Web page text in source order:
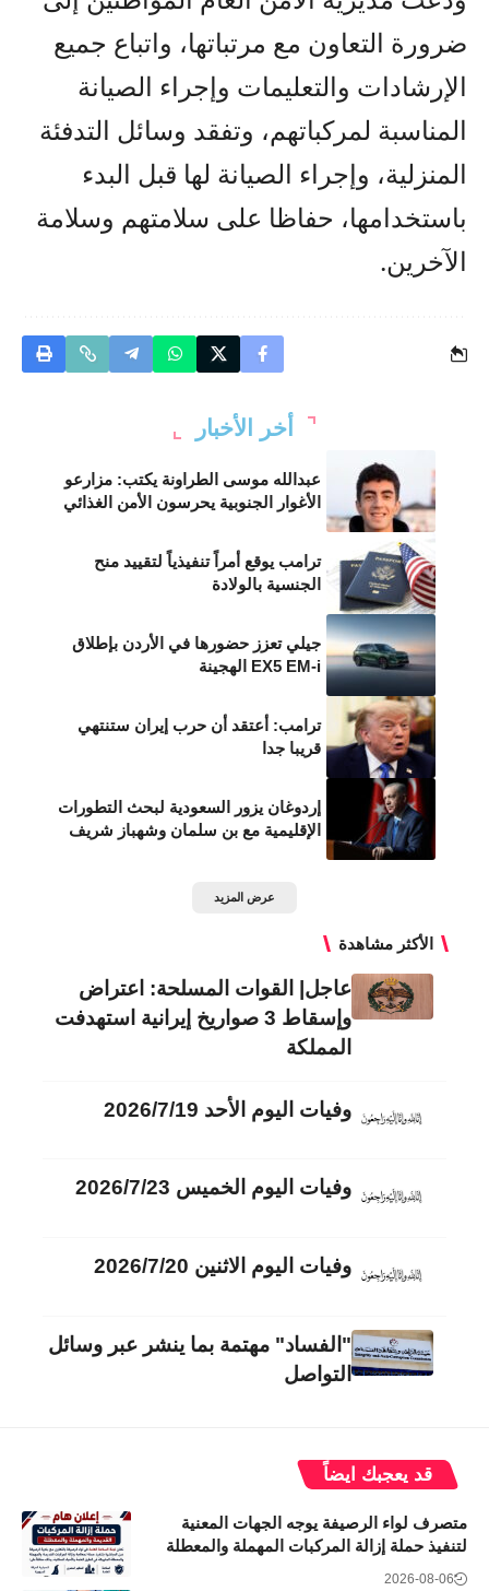
ضرورة التعاون مع مرتباتها، واتباع جميع
الإرشادات والتعليمات وإجراء الصيانة
المناسبة لمركباتهم، وتفقد وسائل التدفئة
المنزلية، وإجراء الصيانة لها قبل البدء
باستخدامها، حفاظا على سلامتهم وسلامة
الآخرين.
أخر الأخبار
عبدالله موسى الطراونة يكتب: مزارعو
الأغوار الجنوبية يحرسون الأمن الغذائي
ترامب يوقع أمراً تنفيذياً لتقييد منح
الجنسية بالولادة
جيلي تعزز حضورها في الأردن بإطلاق
EX5 EM-i الهجينة
ترامب: أعتقد أن حرب إيران ستنتهي
قريبا جدا
إردوغان يزور السعودية لبحث التطورات
الإقليمية مع بن سلمان وشهباز شريف
عرض المزيد
الأكثر مشاهدة
عاجل| القوات المسلحة: اعتراض
وإسقاط 3 صواريخ إيرانية استهدفت
المملكة
وفيات اليوم الأحد 2026/7/19
وفيات اليوم الخميس 2026/7/23
وفيات اليوم الاثنين 2026/7/20
"الفساد" مهتمة بما ينشر عبر وسائل
التواصل
قد يعجبك ايضاً
متصرف لواء الرصيفة يوجه الجهات المعنية
لتنفيذ حملة إزالة المركبات المهملة والمعطلة
2026-08-06